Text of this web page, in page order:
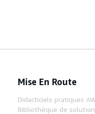
Mise En Route
Didacticiels pratiques
Bibliothèque de